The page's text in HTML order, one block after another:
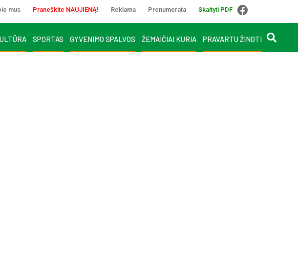
mus Praneškite NAUJIENĄ! Reklama Prenumerata Skaityti PDF
SPORTAS GYVENIMO SPALVOS ŽEMAIČIAI KURIA PRAVARTU ŽINOTI